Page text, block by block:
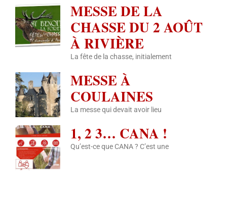
MESSE DE LA
CHASSE DU 2 AOÛT
À RIVIÈRE
La fête de la chasse, initialement
MESSE À
COULAINES
La messe qui devait avoir lieu
1, 2 3… CANA !
Qu’est-ce que CANA ? C’est une